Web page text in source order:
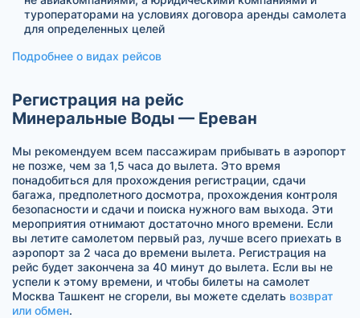
туроператорами на условиях договора аренды самолета
для определенных целей
Подробнее о видах рейсов
Регистрация на рейс
Минеральные Воды — Ереван
Мы рекомендуем всем пассажирам прибывать в аэропорт
не позже, чем за 1,5 часа до вылета. Это время
понадобиться для прохождения регистрации, сдачи
багажа, предполетного досмотра, прохождения контроля
безопасности и сдачи и поиска нужного вам выхода. Эти
мероприятия отнимают достаточно много времени. Если
вы летите самолетом первый раз, лучше всего приехать в
аэропорт за 2 часа до времени вылета. Регистрация на
рейс будет закончена за 40 минут до вылета. Если вы не
успели к этому времени, и чтобы билеты на самолет
Москва Ташкент не сгорели, вы можете сделать возврат
или обмен.